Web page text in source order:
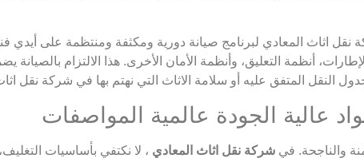
اثاث المعادي لبرنامج صيانة دورية ومكثفة ومنتظمة على أيدي
أنظمة التعليق، وأنظمة الأمان الأخرى. هذا الالتزام
النقل المتفق عليه أو سلامة الاثاث التي نهتم بها في شركة نقل
والناجحة. في شركة نقل اثاث المعادي ، لا نكتفي بأساسيات